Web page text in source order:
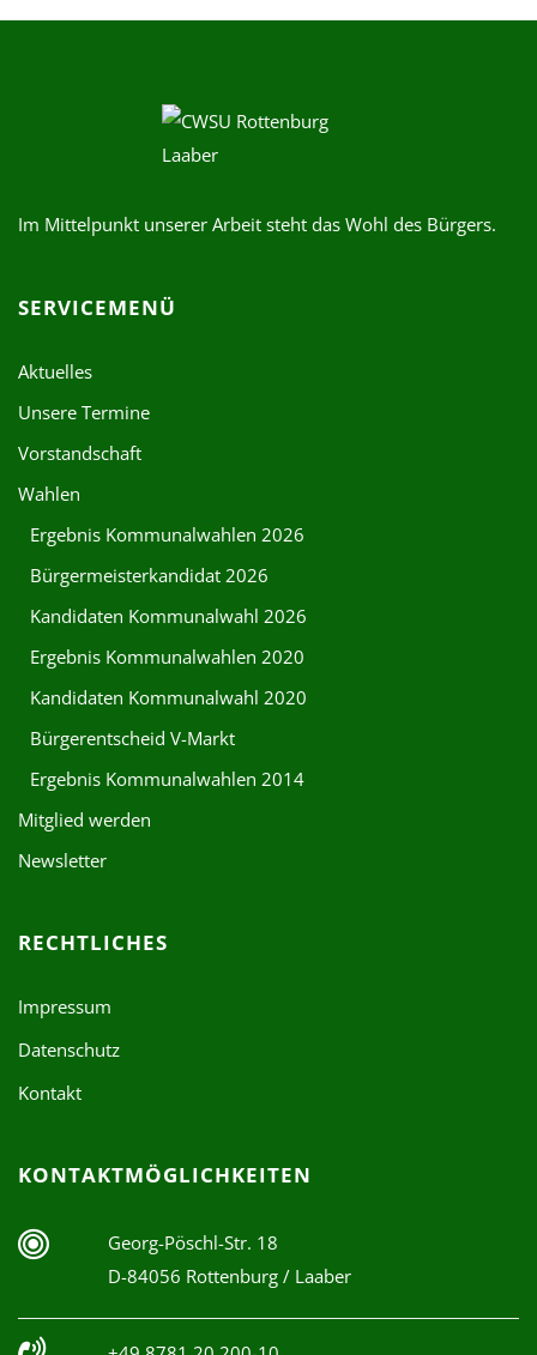
Im Mittelpunkt unserer Arbeit steht das Wohl des Bürgers.
SERVICEMENÜ
Aktuelles
Unsere Termine
Vorstandschaft
Wahlen
Ergebnis Kommunalwahlen 2026
Bürgermeisterkandidat 2026
Kandidaten Kommunalwahl 2026
Ergebnis Kommunalwahlen 2020
Kandidaten Kommunalwahl 2020
Bürgerentscheid V-Markt
Ergebnis Kommunalwahlen 2014
Mitglied werden
Newsletter
RECHTLICHES
Impressum
Datenschutz
Kontakt
KONTAKTMÖGLICHKEITEN
Georg-Pöschl-Str. 18
D-84056 Rottenburg / Laaber